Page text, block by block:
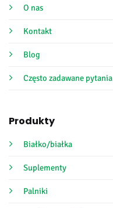
O nas
Kontakt
Blog
Często zadawane pytania
Produkty
Białko/białka
Suplementy
Palniki